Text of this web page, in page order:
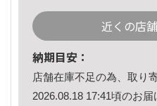
近くの店
納期目安：
店舗在庫不足の為、取り
2026.08.18 17:41頃のお届